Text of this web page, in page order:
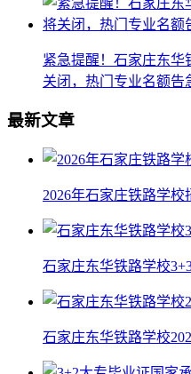
紧急提醒！石家庄东华
关闭，热门专业名额告
最新文章
2026年石家庄铁路学校
石家庄东华铁路学校
石家庄东华铁路学校